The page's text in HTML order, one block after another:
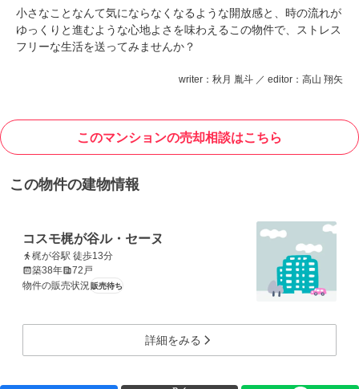
小さなことなんて気にならなくなるような開放感と、時の流れが
ゆっくりと進むような心地よさを味わえるこの物件で、ストレス
フリーな生活を送ってみませんか？
writer：秋月 胤斗 ／ editor：高山 翔矢
このマンションの売却相談はこちら
この物件の建物情報
コスモ梶が谷ル・セーヌ
梶が谷駅 徒歩13分
築38年
72戸
物件の販売状況販売待ち
詳細をみる